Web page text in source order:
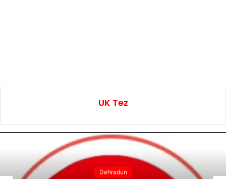
UK Tez
Dehradun